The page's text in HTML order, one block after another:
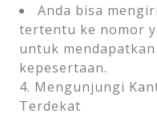
Anda bisa
tertentu ke nomor
untuk
kepesertaan.
4. Mengunjungi
Terdekat